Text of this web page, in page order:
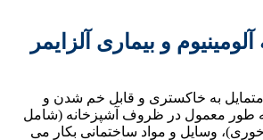
و بیماری آلزایمر
متمایل به خاکستری و قابل خم شدن و
طور معمول در ظروف آشپزخانه (شامل
وسايل و مواد ساختمانی بکار می